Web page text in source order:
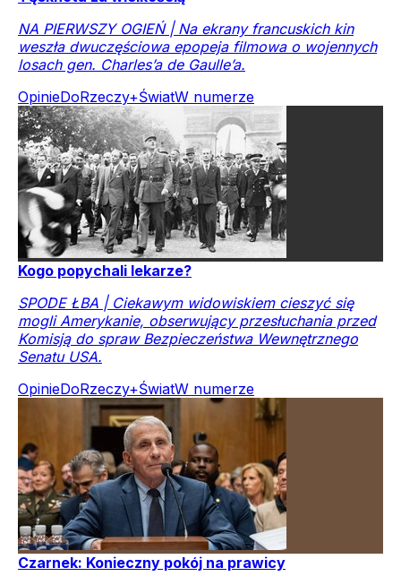
NA PIERWSZY OGIEŃ | Na ekrany francuskich kin
weszła dwuczęściowa epopeja filmowa o wojennych
losach gen. Charles’a de Gaulle’a.
OpinieDoRzeczy+ŚwiatW numerze
Kogo popychali lekarze?
SPODE ŁBA | Ciekawym widowiskiem cieszyć się
mogli Amerykanie, obserwujący przesłuchania przed
Komisją do spraw Bezpieczeństwa Wewnętrznego
Senatu USA.
OpinieDoRzeczy+ŚwiatW numerze
Czarnek: Konieczny pokój na prawicy